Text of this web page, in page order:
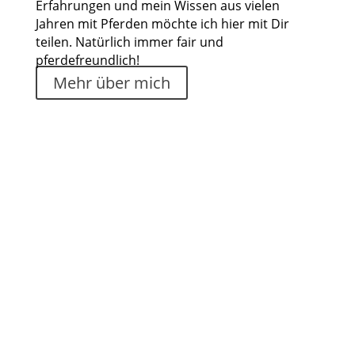
Erfahrungen und mein Wissen aus vielen
Jahren mit Pferden möchte ich hier mit Dir
teilen. Natürlich immer fair und
pferdefreundlich!
Mehr über mich